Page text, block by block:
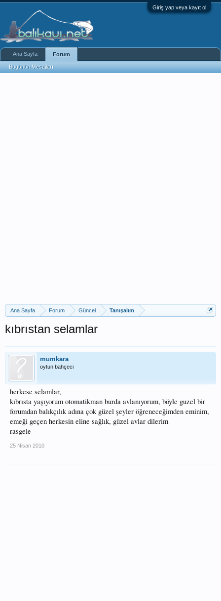
Giriş yap veya kayıt ol
Ana Sayfa Forum Güncel Tanışalım
kıbrıstan selamlar
mumkara
oytun bahçeci
herkese selamlar,
kıbrısta yaşıyorum otomatikman burda avlanıyorum, böyle guzel bir
forumdan balıkçılık adına çok güzel şeyler öğreneceğimden eminim,
emeği geçen herkesin eline sağlık, güzel avlar dilerim
rasgele
25 Nisan 2010
Ana Sayfa Forum
Bugünün Mesajları